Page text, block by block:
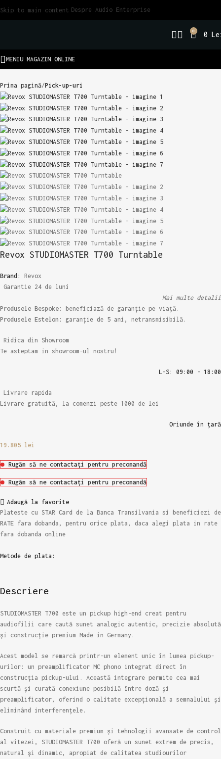
Skip to main content Despre Audio Enterprise
0 0
MENIU MAGAZIN ONLINE
Prima pagină Pick-up-uri
Revox STUDIOMASTER T700 Turntable
Brand: Revox
Garantie 24 de luni
Mai multe detalii
Produsele Bespoke:
beneficiază de garanție pe viață.
Produsele Estelon:
garanție de 5 ani, netransmisibilă.
Ridica din Showroom
Te asteptam in showroom-ul nostru!
L-S: 09:00 - 18:00
Livrare rapida
Livrare gratuită, la comenzi peste 1000 de lei
Oriunde în țară
19.805 lei
Rugăm să ne contactați pentru precomandă
Rugăm să ne contactați pentru precomandă
Adaugă la favorite
Plateste cu STAR Card de la Banca Transilvania si beneficiezi de
RATE fara dobanda, pentru orice plata, daca alegi plata in rate
fara dobanda online
Metode de plata:
Descriere
STUDIOMASTER T700 este un pickup high-end creat pentru
audiofilii care caută sunet analogic autentic, precizie absolută
și construcție premium Made in Germany.
Acest model se remarcă printr-un element unic în lumea pickup-
urilor: un preamplificator MC phono integrat direct în
construcția pickup-ului. Această integrare permite cea mai
scurtă și curată conexiune posibilă între doză și
preamplificator, oferind o calitate excepțională a semnalului și
eliminând interferențele.
Construit cu materiale premium și tehnologii avansate de control
al vitezei, STUDIOMASTER T700 oferă un sunet extrem de precis,
natural și dinamic, apropiat de calitatea studiourilor